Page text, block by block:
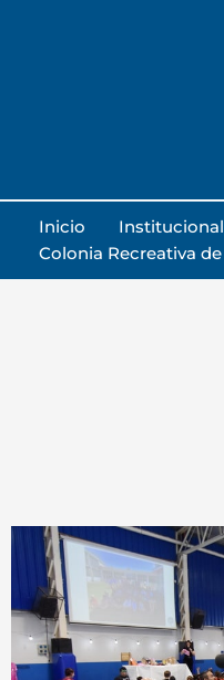
Inicio Institucional
Colonia Recreativa